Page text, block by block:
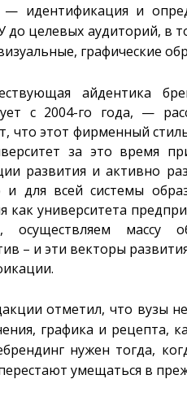
идентификация и
до целевых аудиторий, в
графические
айдентика
с 2004-го года, —
что этот фирменный
за это время
развития и активно
и для всей системы
как университета
осуществляем массу
– и эти векторы
отметил, что вузы
графика и рецепта,
нужен тогда,
умещаться в